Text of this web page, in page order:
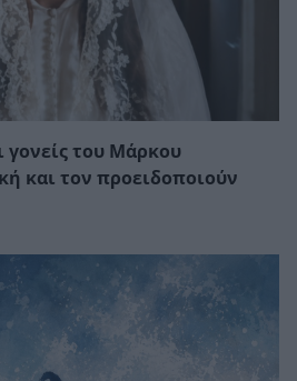
γονείς του Μάρκου
και τον προειδοποιούν